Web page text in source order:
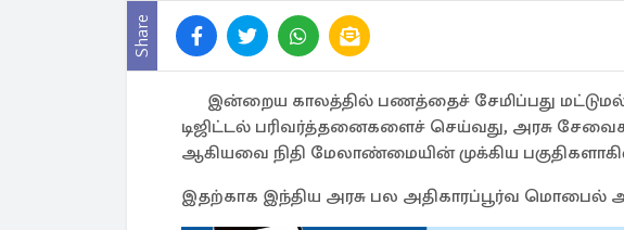
Share
இன்றைய காலத்தில் பணத்தைச் சேமிப்பது
டிஜிட்டல் பரிவர்த்தனைகளைச் செய்வது, அரசு
ஆகியவை நிதி மேலாண்மையின் முக்கிய
இதற்காக இந்திய அரசு பல அதிகாரப்பூர்வ மொபைல்